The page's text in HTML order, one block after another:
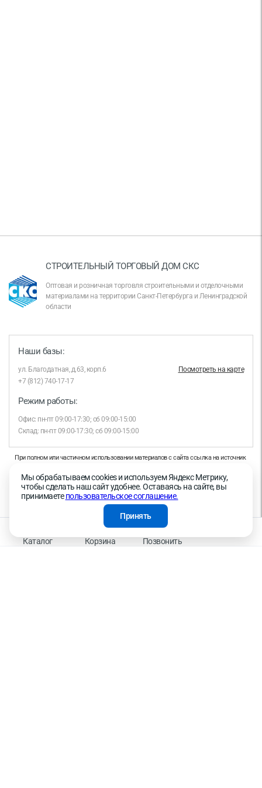
Каталог Корзина Позвонить
СТРОИТЕЛЬНЫЙ ТОРГОВЫЙ ДОМ СКС
Оптовая и розничная торговля строительными и отделочными
материалами на территории Санкт-Петербурга и Ленинградской
области
Наши базы:
ул. Благодатная, д.63, корп.6
Посмотреть на карте
+7 (812) 740-17-17
Режим работы:
Офис: пн-пт 09:00-17:30; сб 09:00-15:00
Склад: пн-пт 09:00-17:30; сб 09:00-15:00
При полном или частичном использовании материалов с сайта ссылка на источник
Продолжая работу с сайтом, вы даете согласие на использование сайтом cookies и
на обработку персональных данных в целях функционирования сайта, проведения
ретаргетинга, статистических исследований, улучшения сервиса и предоставления
релевантной рекламной информации на основе ваших предпочтений и интересов.
На информационном ресурсе применяются рекомендательные технологии —
Правила применения рекомендательных технологий
Мы обрабатываем cookies и используем Яндекс Метрику,
чтобы сделать наш сайт удобнее. Оставаясь на сайте, вы
принимаетепользовательское соглашение.
Принять